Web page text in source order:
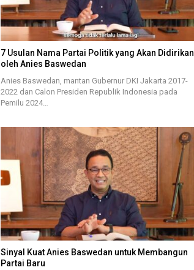
7 Usulan Nama Partai Politik yang Akan Didirikan
oleh Anies Baswedan
Anies Baswedan, mantan Gubernur DKI Jakarta 2017-
2022 dan Calon Presiden Republik Indonesia pada
Pemilu 2024…
Sinyal Kuat Anies Baswedan untuk Membangun
Partai Baru